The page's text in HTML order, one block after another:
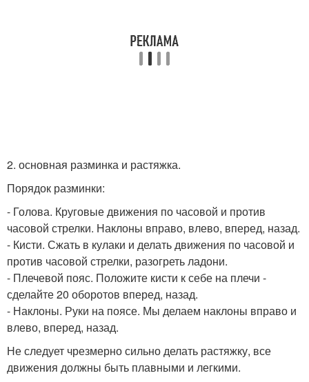
2. основная разминка и растяжка.
Порядок разминки:
- Голова. Круговые движения по часовой и против
часовой стрелки. Наклоны вправо, влево, вперед, назад.
- Кисти. Сжать в кулаки и делать движения по часовой и
против часовой стрелки, разогреть ладони.
- Плечевой пояс. Положите кисти к себе на плечи -
сделайте 20 оборотов вперед, назад.
- Наклоны. Руки на поясе. Мы делаем наклоны вправо и
влево, вперед, назад.
Не следует чрезмерно сильно делать растяжку, все
движения должны быть плавными и легкими.